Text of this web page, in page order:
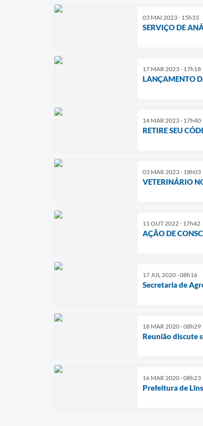
03 MAI 2023 - 15h33
SERVIÇO DE
17 MAR 2023 - 17h18
LANÇAMENTO
14 MAR 2023 - 17h40
RETIRE SEU
03 MAR 2023 - 18h03
VETERINÁRIO
11 OUT 2022 - 17h42
AÇÃO DE
17 JUL 2020 - 08h16
Secretaria de
18 MAR 2020 - 08h29
Reunião discute
16 MAR 2020 - 08h23
Prefeitura de